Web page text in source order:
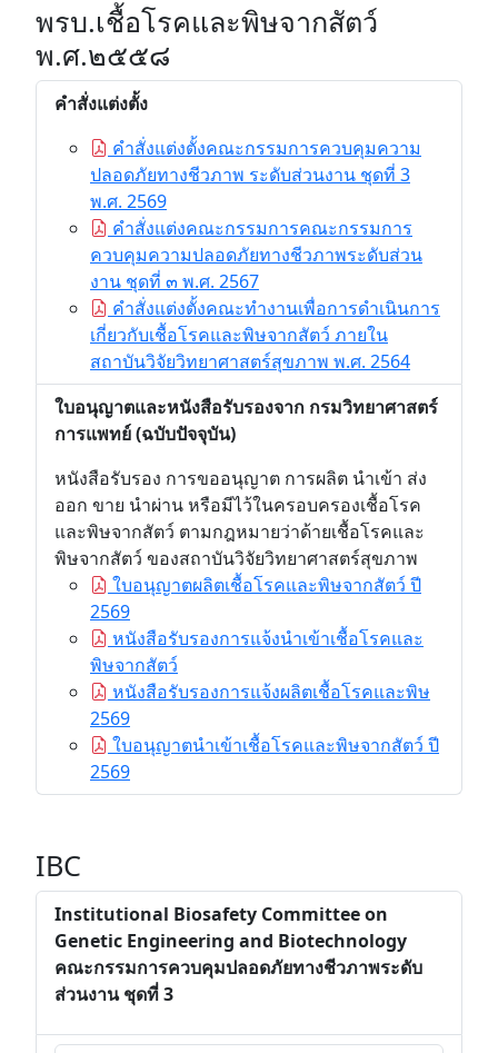
พรบ.เชื้อโรคและพิษจากสัตว์
พ.ศ.๒๕๕๘
คำสั่งแต่งตั้ง
คำสั่งแต่งตั้งคณะกรรมการควบคุมความ
ปลอดภัยทางชีวภาพ ระดับส่วนงาน ชุดที่ 3
พ.ศ. 2569
คำสั่งแต่งคณะกรรมการคณะกรรมการ
ควบคุมความปลอดภัยทางชีวภาพระดับส่วน
งาน ชุดที่ ๓ พ.ศ. 2567
คำสั่งแต่งตั้งคณะทำงานเพื่อการดำเนินการ
เกี่ยวกับเชื้อโรคและพิษจากสัตว์ ภายใน
สถาบันวิจัยวิทยาศาสตร์สุขภาพ พ.ศ. 2564
ใบอนุญาตและหนังสือรับรองจาก กรมวิทยาศาสตร์
การแพทย์ (ฉบับปัจจุบัน)
หนังสือรับรอง การขออนุญาต การผลิต นำเข้า ส่ง
ออก ขาย นำผ่าน หรือมีไว้ในครอบครองเชื้อโรค
และพิษจากสัตว์ ตามกฎหมายว่าด้ายเชื้อโรคและ
พิษจากสัตว์ ของสถาบันวิจัยวิทยาศาสตร์สุขภาพ
ใบอนุญาตผลิตเชื้อโรคและพิษจากสัตว์ ปี
2569
หนังสือรับรองการแจ้งนำเข้าเชื้อโรคและ
พิษจากสัตว์
หนังสือรับรองการแจ้งผลิตเชื้อโรคและพิษ
2569
ใบอนุญาตนำเข้าเชื้อโรคและพิษจากสัตว์ ปี
2569
IBC
Institutional Biosafety Committee on
Genetic Engineering and Biotechnology
คณะกรรมการควบคุมปลอดภัยทางชีวภาพระดับ
ส่วนงาน ชุดที่ 3